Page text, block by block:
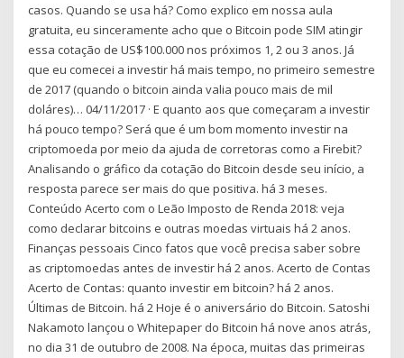
casos. Quando se usa há? Como explico em nossa aula
gratuita, eu sinceramente acho que o Bitcoin pode SIM atingir
essa cotação de US$100.000 nos próximos 1, 2 ou 3 anos. Já
que eu comecei a investir há mais tempo, no primeiro semestre
de 2017 (quando o bitcoin ainda valia pouco mais de mil
doláres)… 04/11/2017 · E quanto aos que começaram a investir
há pouco tempo? Será que é um bom momento investir na
criptomoeda por meio da ajuda de corretoras como a Firebit?
Analisando o gráfico da cotação do Bitcoin desde seu início, a
resposta parece ser mais do que positiva. há 3 meses.
Conteúdo Acerto com o Leão Imposto de Renda 2018: veja
como declarar bitcoins e outras moedas virtuais há 2 anos.
Finanças pessoais Cinco fatos que você precisa saber sobre
as criptomoedas antes de investir há 2 anos. Acerto de Contas
Acerto de Contas: quanto investir em bitcoin? há 2 anos.
Últimas de Bitcoin. há 2 Hoje é o aniversário do Bitcoin. Satoshi
Nakamoto lançou o Whitepaper do Bitcoin há nove anos atrás,
no dia 31 de outubro de 2008. Na época, muitas das primeiras